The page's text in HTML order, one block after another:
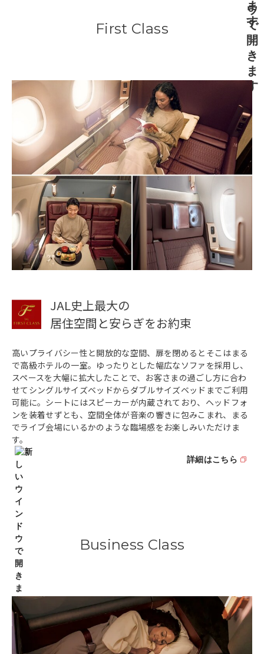
First Class
JAL史上最大の
居住空間と安らぎをお約束
高いプライバシー性と開放的な空間、扉を閉めるとそこはまる
で高級ホテルの一室。ゆったりとした幅広なソファを採用し、
スペースを大幅に拡大したことで、お客さまの過ごし方に合わ
せてシングルサイズベッドからダブルサイズベッドまでご利用
可能に。シートにはスピーカーが内蔵されており、ヘッドフォ
ンを装着せずとも、空間全体が音楽の響きに包みこまれ、まる
でライブ会場にいるかのような臨場感をお楽しみいただけま
す。
詳細はこちら
Business Class